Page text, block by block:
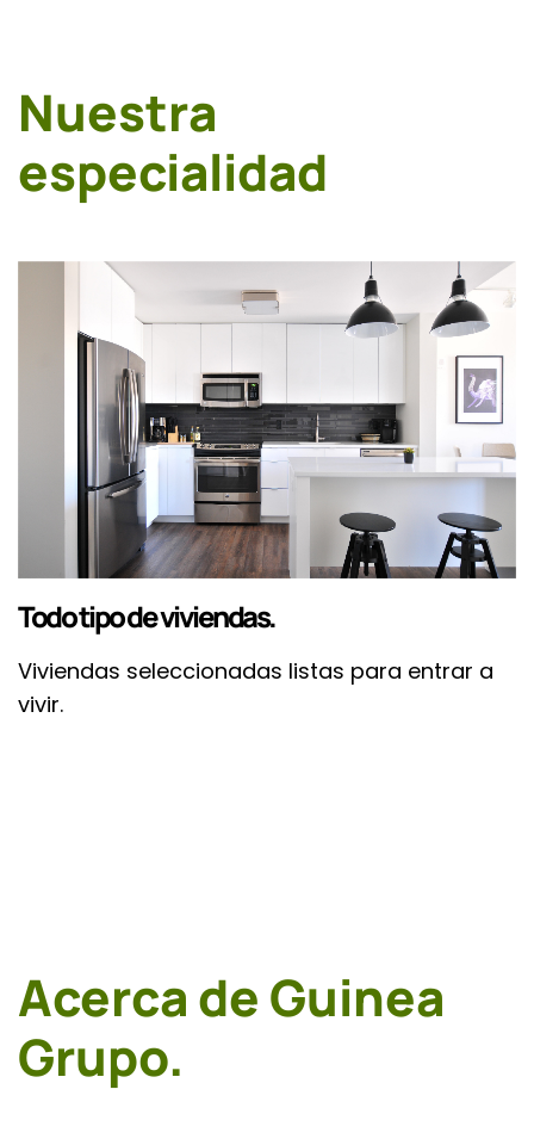
Nuestra
especialidad
Todo tipo de viviendas.
Viviendas seleccionadas listas para entrar a
vivir.
Acerca de Guinea
Grupo.